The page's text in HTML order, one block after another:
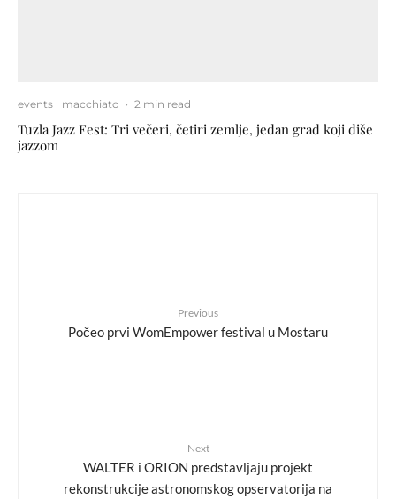
events macchiato · 2 min read
Tuzla Jazz Fest: Tri večeri, četiri zemlje, jedan grad koji diše
jazzom
Previous
Počeo prvi WomEmpower festival u Mostaru
Next
WALTER i ORION predstavljaju projekt
rekonstrukcije astronomskog opservatorija na